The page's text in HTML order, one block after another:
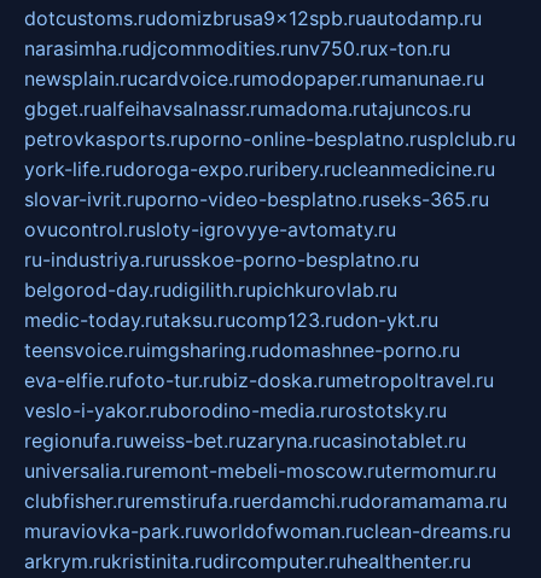
dotcustoms.rudomizbrusa9x12spb.ruautodamp.ru
narasimha.rudjcommodities.runv750.rux-ton.ru
newsplain.rucardvoice.rumodopaper.rumanunae.ru
gbget.rualfeihavsalnassr.rumadoma.rutajuncos.ru
petrovkasports.ruporno-online-besplatno.rusplclub.ru
york-life.rudoroga-expo.ruribery.rucleanmedicine.ru
slovar-ivrit.ruporno-video-besplatno.ruseks-365.ru
ovucontrol.rusloty-igrovyye-avtomaty.ru
ru-industriya.rurusskoe-porno-besplatno.ru
belgorod-day.rudigilith.rupichkurovlab.ru
medic-today.rutaksu.rucomp123.rudon-ykt.ru
teensvoice.ruimgsharing.rudomashnee-porno.ru
eva-elfie.rufoto-tur.rubiz-doska.rumetropoltravel.ru
veslo-i-yakor.ruborodino-media.rurostotsky.ru
regionufa.ruweiss-bet.ruzaryna.rucasinotablet.ru
universalia.ruremont-mebeli-moscow.rutermomur.ru
clubfisher.ruremstirufa.ruerdamchi.rudoramamama.ru
muraviovka-park.ruworldofwoman.ruclean-dreams.ru
arkrym.rukristinita.rudircomputer.ruhealthenter.ru